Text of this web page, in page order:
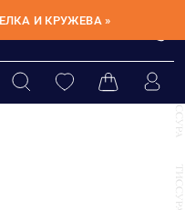
И КРУЖЕВА »